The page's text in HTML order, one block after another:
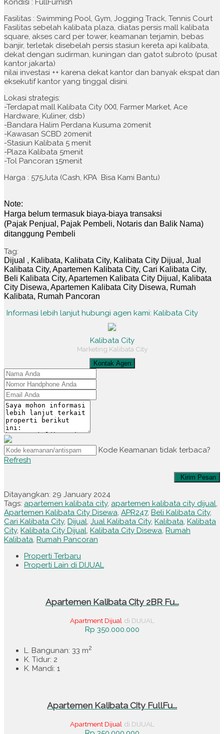
Fasilitas : Swimming Pool, Gym, Jogging Track, Tennis Court
Fasilitas sebelah kalibata plaza, diatas persis mall kalibata
square, akses card per tower, keamanan terjamin, bebas
banjir, terletak disebelah persis stasiun kereta api kalibata,
dekat dengan sudirman, kuningan dan gatot subroto (pusat
kantor jakarta)
nilai investasi ++ karena dekat kantor dan banyak ekspat dan
eksekutif kantor yang tinggal disini.
Lokasi strategis:
-Terdapat mall Kalibata City (XXI, Farmer Market, Ace
Hardware, Kuliner, dsb)
-Bandara Halim Perdana Kusuma 20menit
-Kawasan SCBD 20menit
-Stasiun Kalibata 5 menit
-Plaza Kalibata 5menit
-Tol Pancoran 15menit
Harga : 575Juta (Cash, KPA Bisa Kami Bantu)
Note:
Harga belum termasuk biaya-biaya transaksi
(Pajak Penjual, Pajak Pembeli, Notaris dan Balik Nama)
ditanggung Pembeli
Tag:
Dijual , Kalibata, Kalibata City, Kalibata City Dijual, Jual
Kalibata City, Apartemen Kalibata City, Cari Kalibata City,
Beli Kalibata City, Apartemen Kalibata City Dijual, Kalibata
City Disewa, Apartemen Kalibata City Disewa, Rumah
Kalibata, Rumah Pancoran
Informasi lebih lanjut hubungi agen kami: Kalibata City
Kalibata City
Marketing Kalibata City
Kontak Agen
Kode Keamanan tidak terbaca?
Refresh
Kirim Pesan
Ditayangkan: 29 January 2024
Tags: apartemen kalibata city, apartemen kalibata city dijual
Apartemen Kalibata City Disewa APR247, Beli Kalibata City,
Cari Kalibata City, Dijual Jual Kalibata City, Kalibata Kalibata
City, Kalibata City Dijual Kalibata City Disewa Rumah
Kalibata Rumah Pancoran
Properti Terbaru
Properti Lain di DIJUAL
Apartemen Kalibata City 2BR Fu...
Apartment Dijual di DIJUAL
Rp 350.000.000
L. Bangunan: 33 m2
K. Tidur: 2
K. Mandi: 1
Apartemen Kalibata City FullFu...
Apartment Dijual di DIJUAL